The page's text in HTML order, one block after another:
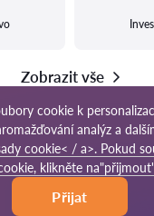
Zobrazit vše
© 2026 Pravnici-cz.com
Mapa stránek
cookie k
analýz a
cookie< / a>. Pokud
klikněte
Přijat